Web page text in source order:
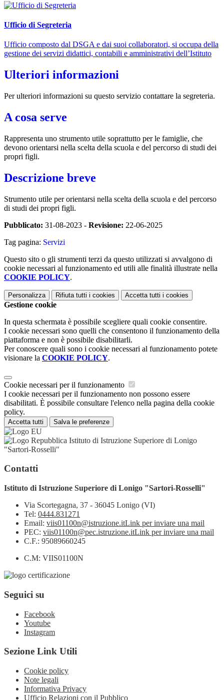
Ufficio di Segreteria
Ufficio composto dal DSGA e dai suoi collaboratori, si occupa della
gestione dei servizi didattici, contabili e amministrativi dell’Istituto
Ulteriori informazioni
Per ulteriori informazioni su questo servizio contattare la segreteria.
A cosa serve
Rappresenta uno strumento utile soprattutto per le famiglie, che
devono orientarsi nella scelta della scuola e del percorso di studi dei
propri figli.
Descrizione breve
Strumento utile per orientarsi nella scelta della scuola e del percorso
di studi dei propri figli.
Pubblicato: 31-08-2023 - Revisione: 22-06-2025
Tag pagina: Servizi
Questo sito o gli strumenti terzi da questo utilizzati si avvalgono di
cookie necessari al funzionamento ed utili alle finalità illustrate nella
COOKIE POLICY.
Personalizza Rifiuta tutti i cookies Accetta tutti i cookies
Gestione cookie
In questa schermata è possibile scegliere quali cookie consentire.
I cookie necessari sono quelli che consentono il funzionamento della
piattaforma e non è possibile disabilitarli.
Per conoscere quali sono i cookie necessari al funzionamento potete
visionare la COOKIE POLICY.
Cookie necessari per il funzionamento
I cookie necessari per il funzionamento non possono essere
disabilitati. È possibile consultare l'elenco nella pagina della cookie
policy.
Accetta tutti Salva le preferenze
Istituto di Istruzione Superiore di Lonigo
"Sartori-Rosselli"
Contatti
Istituto di Istruzione Superiore di Lonigo "Sartori-Rosselli"
Via Scortegagna, 37 - 36045 Lonigo (VI)
Tel: 0444.831271
Email: viis01100n@istruzione.itLink per inviare una mail
PEC: viis01100n@pec.istruzione.itLink per inviare una mail
C.F.: 95089660245
C.M: VIIS01100N
Seguici su
Facebook
Youtube
Instagram
Sezione Link Utili
Cookie policy
Note legali
Informativa Privacy
Ufficio Relazioni con il Pubblico